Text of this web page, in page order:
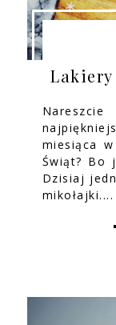
Lakiery
miesiąca
Świąt? Bo
Dzisiaj
mikołajki....